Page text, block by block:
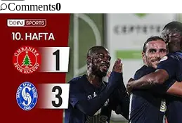
Comments0